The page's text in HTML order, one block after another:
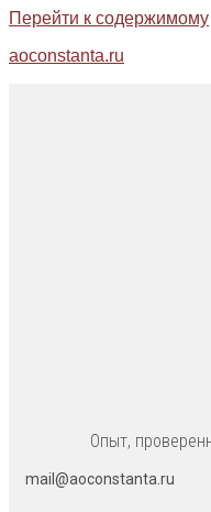
Перейти к содержимому
aoconstanta.ru
Опыт,
mail@aoconstanta.ru